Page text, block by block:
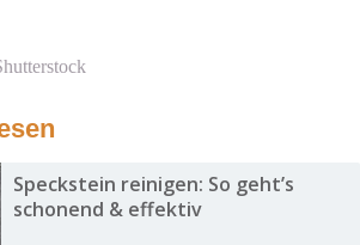
Speckstein reinigen: So geht’s
schonend & effektiv